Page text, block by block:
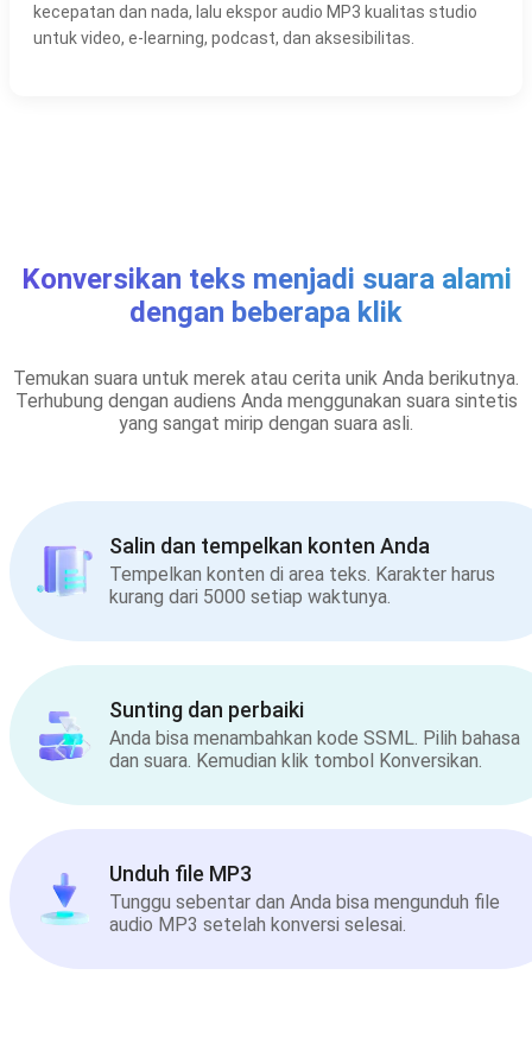
kecepatan dan nada, lalu ekspor audio MP3 kualitas studio
untuk video, e-learning, podcast, dan aksesibilitas.
Konversikan teks menjadi suara alami
dengan beberapa klik
Temukan suara untuk merek atau cerita unik Anda berikutnya.
Terhubung dengan audiens Anda menggunakan suara sintetis
yang sangat mirip dengan suara asli.
Salin dan tempelkan konten Anda
Tempelkan konten di area teks. Karakter harus
kurang dari 5000 setiap waktunya.
Sunting dan perbaiki
Anda bisa menambahkan kode SSML. Pilih bahasa
dan suara. Kemudian klik tombol Konversikan.
Unduh file MP3
Tunggu sebentar dan Anda bisa mengunduh file
audio MP3 setelah konversi selesai.